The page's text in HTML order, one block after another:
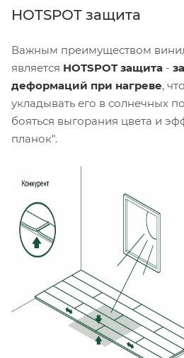
HOTSPOT защита
Важным преимуществом
является HOTSPOT защита -
деформаций при нагреве,
укладывать его в солнечных
бояться выгорания цвета и
планок".